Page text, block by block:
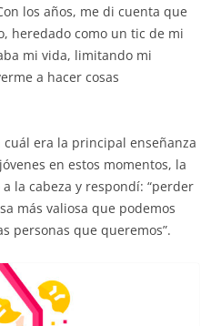
los años, me di cuenta que
heredado como un tic de mi
mi vida, limitando mi
a hacer cosas
era la principal enseñanza
en estos momentos, la
la cabeza y respondí: “perder
más valiosa que podemos
personas que queremos”.